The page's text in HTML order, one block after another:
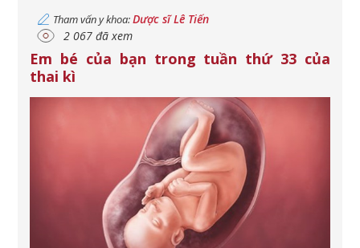
Tham vấn y khoa:Dược sĩ Lê Tiến
2 067 đã xem
Em bé của bạn trong tuần thứ 33 của
thai kì